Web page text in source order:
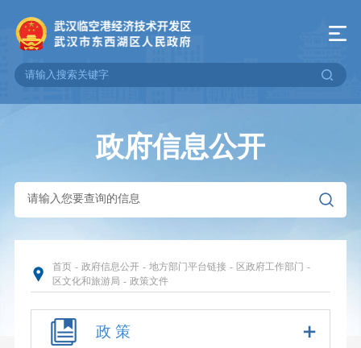
政府信息公开
首页 - 政府信息公开 - 地方部门平台链接 - 区政府工作部门 -
区文化和旅游局 - 政策文件
政 策